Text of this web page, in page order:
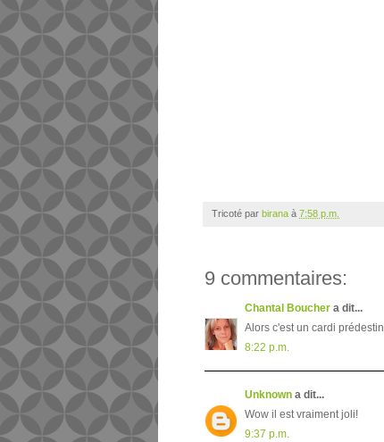
Tricoté par birana à 7:58 p.m.
9 commentaires:
Chantal Boucher a dit...
Alors c'est un cardi
8:22 p.m.
Unknown a dit...
Wow il est vraiment joli!
9:37 p.m.